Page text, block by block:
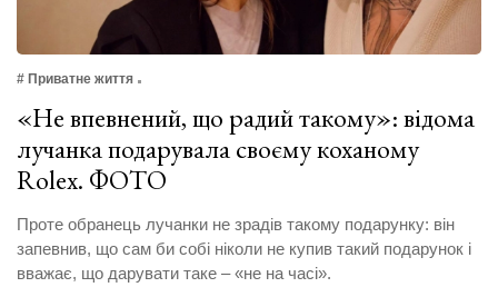
# Приватне життя
«Не впевнений, що радий такому»: відома
лучанка подарувала своєму коханому
Rolex. ФОТО
Проте обранець лучанки не зрадів такому подарунку: він
запевнив, що сам би собі ніколи не купив такий подарунок і
вважає, що дарувати таке – «не на часі».